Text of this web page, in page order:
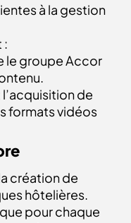
à la gestion
:
le groupe Accor
de
formats vidéos
création de
hôtelières.
pour chaque